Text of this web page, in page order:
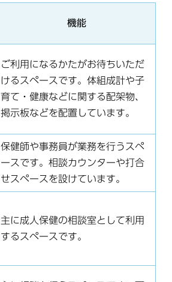
機能
ご利用になるかたがお待ちいただ
けるスペースです。体組成計や子
育て・健康などに関する配架物、
掲示板などを配置しています。
保健師や事務員が業務を行うスペ
ースです。相談カウンターや打合
せスペースを設けています。
主に成人保健の相談室として利用
するスペースです。